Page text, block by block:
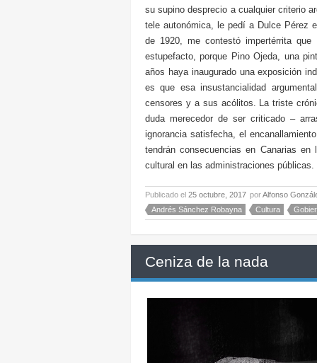
su supino desprecio a cualquier criterio
tele autonómica, le pedí a Dulce Pérez
de 1920, me contestó impertérrita
estupefacto, porque Pino Ojeda, una
años haya inaugurado una exposición
es que esa insustancialidad
censores y a sus acólitos. La triste
duda merecedor de ser criticado –
ignorancia satisfecha, el
tendrán consecuencias en Canarias
cultural en las administraciones públicas.
Publicado el 25 octubre, 2017 porAlfonso
Andrés Sánchez Robayna
Cultura
Ceniza de la nada